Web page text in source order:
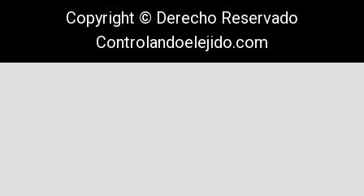
Copyright © Derecho Reservado
Controlandoelejido.com